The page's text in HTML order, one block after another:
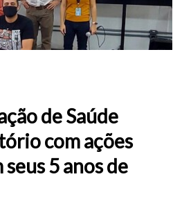
de Saúde
com ações
5 anos de